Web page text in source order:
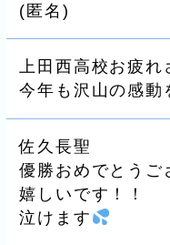
( 匿名 )
上田西高校お疲れ
今年も沢山の感動
佐久長聖
優勝おめでとうご
嬉しいです！！
泣けます